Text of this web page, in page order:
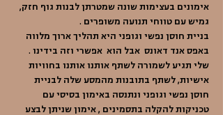
אימונים בעצימות שונה שמטרתן לבנות גוף חזק,
גמיש עם טווחי תנועה משופרים .
בניית חוסן נפשי וגופני היא תהליך ארוך מלווה
באפס אנד דאונס  אבל הוא  אפשרי וזה בידינו .
שלי תגיע לשמורה לשתף אותנו אותנו בחוויות
אישיות, לשתף בתובנות מהמסע שלה לבניית
חוסן נפשי וגופני ונתנסה באימון בסיסי עם
טכניקות להקלה בתסמינים , אימון שניתן לבצע